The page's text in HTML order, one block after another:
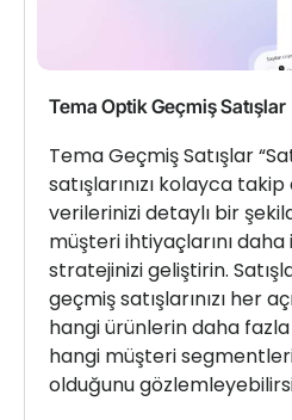
Tema Optik Geçmiş Satışlar
Tema Geçmiş Satışlar
satışlarınızı kolayca
verilerinizi detaylı bir
müşteri ihtiyaçlarını daha
stratejinizi geliştirin.
geçmiş satışlarınızı her
hangi ürünlerin daha
hangi müşteri
olduğunu